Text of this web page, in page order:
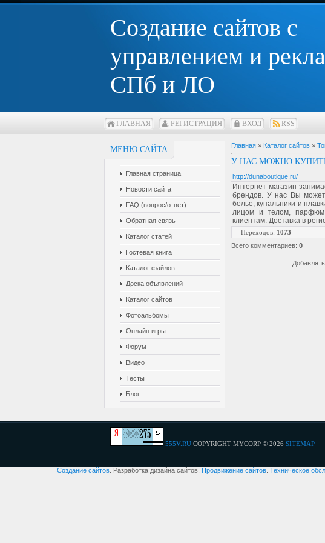
Создание сайтов с
управлением и
СПб и ЛО
ГЛАВНАЯ РЕГИСТРАЦИЯ ВХОД RSS
МЕНЮ САЙТА
Главная страница
Новости сайта
FAQ (вопрос/ответ)
Обратная связь
Каталог статей
Гостевая книга
Каталог файлов
Доска объявлений
Каталог сайтов
Фотоальбомы
Онлайн игры
Форум
Видео
Тесты
Блог
Главная » Каталог сайтов »
У НАС МОЖНО
http://dunaboutique.ru/
Интернет-магазин
брендов. У нас Вы
белье, купальники и
лицом и телом, парфюм
клиентам. Доставка в
Переходов: 1073
Всего комментариев: 0
555V.RU COPYRIGHT MYCORP © 2026 SITEMAP
Создание сайтов . Разработка дизайна сайтов. Продвижение сайтов Техническое